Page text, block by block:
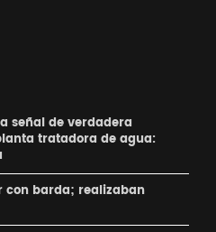
señal de verdadera
tratadora de agua:
con barda; realizaban